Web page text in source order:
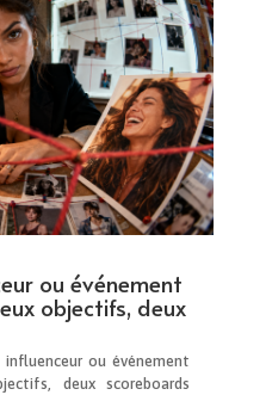
ou événement
objectifs, deux
influenceur ou événement
deux scoreboards